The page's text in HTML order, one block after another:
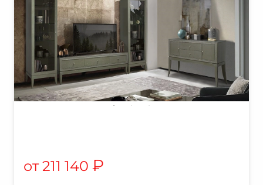
211 140 ₽